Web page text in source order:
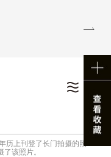
历上刊登了长门拍摄的照
该照片。